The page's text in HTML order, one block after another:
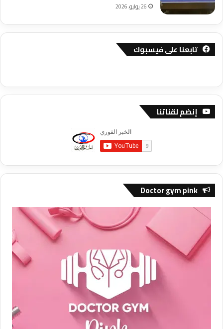
26 يوليو، 2026
تابعنا على فيسبوك
إنضم لقناتنا
Doctor gym pink